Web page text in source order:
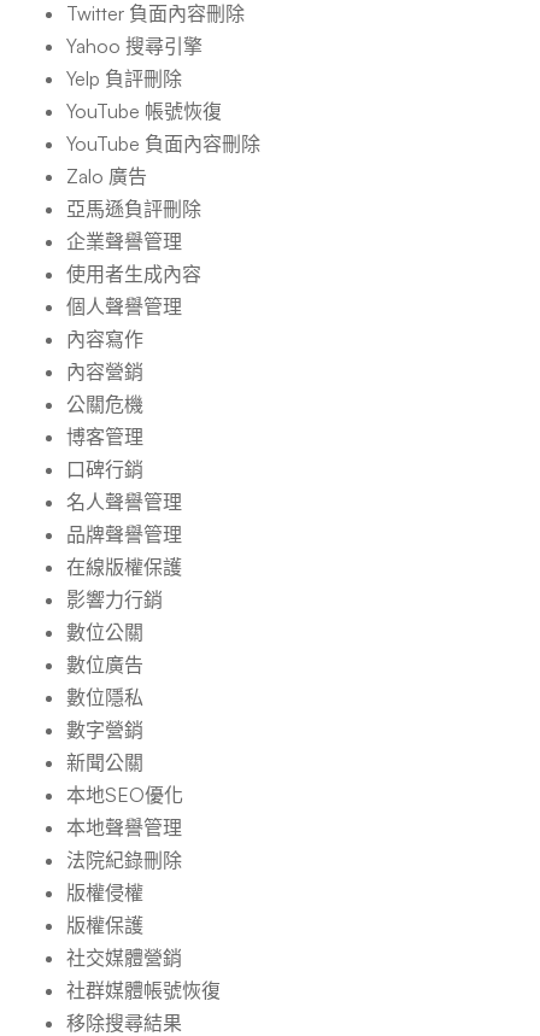
Twitter 負面內容刪除
Yahoo 搜尋引擎
Yelp 負評刪除
YouTube 帳號恢復
YouTube 負面內容刪除
Zalo 廣告
亞馬遜負評刪除
企業聲譽管理
使用者生成內容
個人聲譽管理
內容寫作
內容營銷
公關危機
博客管理
口碑行銷
名人聲譽管理
品牌聲譽管理
在線版權保護
影響力行銷
數位公關
數位廣告
數位隱私
數字營銷
新聞公關
本地SEO優化
本地聲譽管理
法院紀錄刪除
版權侵權
版權保護
社交媒體營銷
社群媒體帳號恢復
移除搜尋結果